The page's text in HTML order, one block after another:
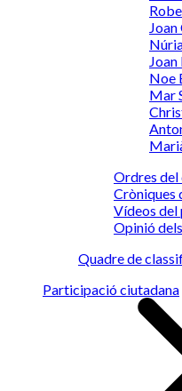
Joan
Noe
Mar
Ordres del
Cròniques
Vídeos del
Opinió
Quadre de
Participació ciutadana